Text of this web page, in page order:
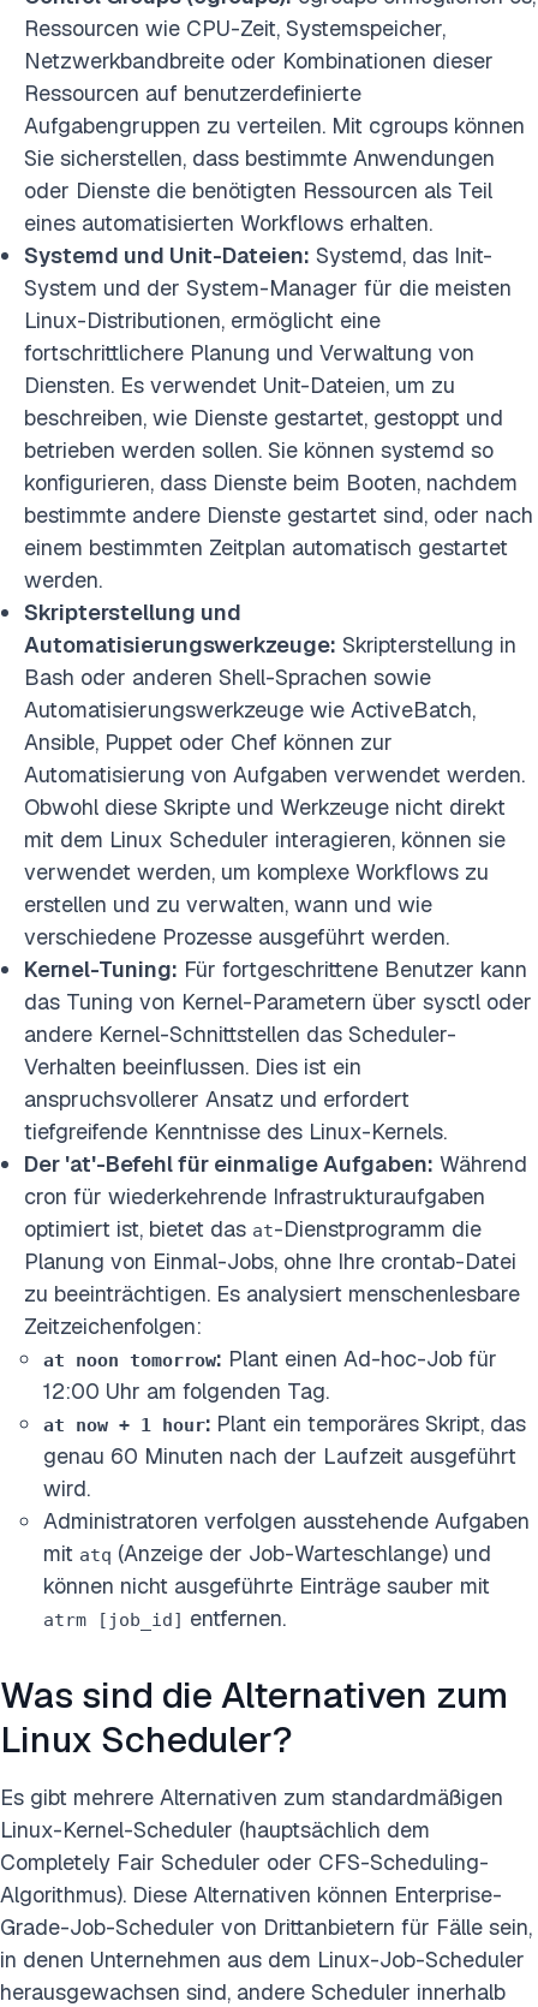
Ressourcen wie CPU-Zeit, Systemspeicher,
Netzwerkbandbreite oder Kombinationen dieser
Ressourcen auf benutzerdefinierte
Aufgabengruppen zu verteilen. Mit cgroups können
Sie sicherstellen, dass bestimmte Anwendungen
oder Dienste die benötigten Ressourcen als Teil
eines automatisierten Workflows erhalten.
Systemd und Unit-Dateien: Systemd, das Init-
System und der System-Manager für die meisten
Linux-Distributionen, ermöglicht eine
fortschrittlichere Planung und Verwaltung von
Diensten. Es verwendet Unit-Dateien, um zu
beschreiben, wie Dienste gestartet, gestoppt und
betrieben werden sollen. Sie können systemd so
konfigurieren, dass Dienste beim Booten, nachdem
bestimmte andere Dienste gestartet sind, oder nach
einem bestimmten Zeitplan automatisch gestartet
werden.
Skripterstellung und
Automatisierungswerkzeuge: Skripterstellung in
Bash oder anderen Shell-Sprachen sowie
Automatisierungswerkzeuge wie ActiveBatch,
Ansible, Puppet oder Chef können zur
Automatisierung von Aufgaben verwendet werden.
Obwohl diese Skripte und Werkzeuge nicht direkt
mit dem Linux Scheduler interagieren, können sie
verwendet werden, um komplexe Workflows zu
erstellen und zu verwalten, wann und wie
verschiedene Prozesse ausgeführt werden.
Kernel-Tuning: Für fortgeschrittene Benutzer kann
das Tuning von Kernel-Parametern über sysctl oder
andere Kernel-Schnittstellen das Scheduler-
Verhalten beeinflussen. Dies ist ein
anspruchsvollerer Ansatz und erfordert
tiefgreifende Kenntnisse des Linux-Kernels.
Der 'at'-Befehl für einmalige Aufgaben: Während
cron für wiederkehrende Infrastrukturaufgaben
optimiert ist, bietet das at-Dienstprogramm die
Planung von Einmal-Jobs, ohne Ihre crontab-Datei
zu beeinträchtigen. Es analysiert menschenlesbare
Zeitzeichenfolgen:
at noon tomorrow: Plant einen Ad-hoc-Job für
12:00 Uhr am folgenden Tag.
at now + 1 hour: Plant ein temporäres Skript, das
genau 60 Minuten nach der Laufzeit ausgeführt
wird.
Administratoren verfolgen ausstehende Aufgaben
mit atq (Anzeige der Job-Warteschlange) und
können nicht ausgeführte Einträge sauber mit
atrm [job_id] entfernen.
Was sind die Alternativen zum
Linux Scheduler?
Es gibt mehrere Alternativen zum standardmäßigen
Linux-Kernel-Scheduler (hauptsächlich dem
Completely Fair Scheduler oder CFS-Scheduling-
Algorithmus). Diese Alternativen können Enterprise-
Grade-Job-Scheduler von Drittanbietern für Fälle sein,
in denen Unternehmen aus dem Linux-Job-Scheduler
herausgewachsen sind, andere Scheduler innerhalb